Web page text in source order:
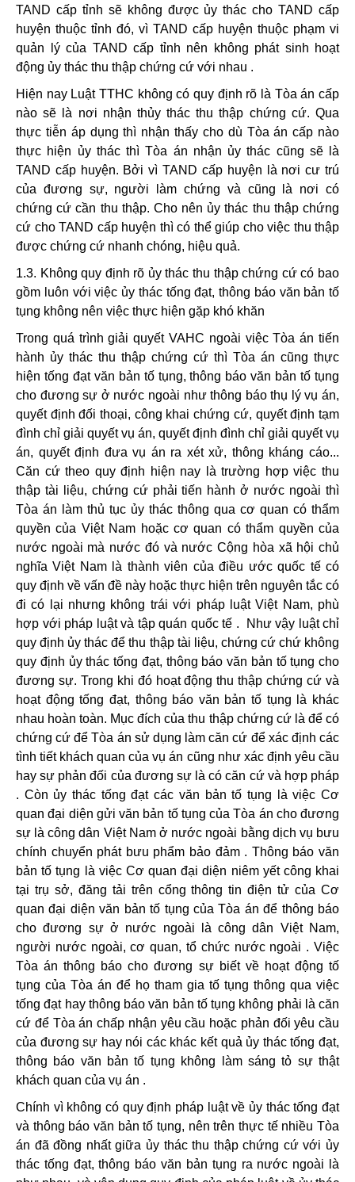
TAND cấp tỉnh sẽ không được ủy thác cho TAND cấp
huyện thuộc tỉnh đó, vì TAND cấp huyện thuộc phạm vi
quản lý của TAND cấp tỉnh nên không phát sinh hoạt
động ủy thác thu thập chứng cứ với nhau .
Hiện nay Luật TTHC không có quy định rõ là Tòa án cấp
nào sẽ là nơi nhận thủy thác thu thập chứng cứ. Qua
thực tiễn áp dụng thì nhận thấy cho dù Tòa án cấp nào
thực hiện ủy thác thì Tòa án nhận ủy thác cũng sẽ là
TAND cấp huyện. Bởi vì TAND cấp huyện là nơi cư trú
của đương sự, người làm chứng và cũng là nơi có
chứng cứ cần thu thập. Cho nên ủy thác thu thập chứng
cứ cho TAND cấp huyện thì có thể giúp cho việc thu thập
được chứng cứ nhanh chóng, hiệu quả.
1.3. Không quy định rõ ủy thác thu thập chứng cứ có bao
gồm luôn với việc ủy thác tống đạt, thông báo văn bản tố
tụng không nên việc thực hiện gặp khó khăn
Trong quá trình giải quyết VAHC ngoài việc Tòa án tiến
hành ủy thác thu thập chứng cứ thì Tòa án cũng thực
hiện tống đạt văn bản tố tụng, thông báo văn bản tố tụng
cho đương sự ở nước ngoài như thông báo thụ lý vụ án,
quyết định đối thoại, công khai chứng cứ, quyết định tạm
đình chỉ giải quyết vụ án, quyết định đình chỉ giải quyết vụ
án, quyết định đưa vụ án ra xét xử, thông kháng cáo...
Căn cứ theo quy định hiện nay là trường hợp việc thu
thập tài liệu, chứng cứ phải tiến hành ở nước ngoài thì
Tòa án làm thủ tục ủy thác thông qua cơ quan có thẩm
quyền của Việt Nam hoặc cơ quan có thẩm quyền của
nước ngoài mà nước đó và nước Cộng hòa xã hội chủ
nghĩa Việt Nam là thành viên của điều ước quốc tế có
quy định về vấn đề này hoặc thực hiện trên nguyên tắc có
đi có lại nhưng không trái với pháp luật Việt Nam, phù
hợp với pháp luật và tập quán quốc tế . Như vậy luật chỉ
quy định ủy thác để thu thập tài liệu, chứng cứ chứ không
quy định ủy thác tống đạt, thông báo văn bản tố tụng cho
đương sự. Trong khi đó hoạt động thu thập chứng cứ và
hoạt động tống đạt, thông báo văn bản tố tụng là khác
nhau hoàn toàn. Mục đích của thu thập chứng cứ là để có
chứng cứ để Tòa án sử dụng làm căn cứ để xác định các
tình tiết khách quan của vụ án cũng như xác định yêu cầu
hay sự phản đối của đương sự là có căn cứ và hợp pháp
. Còn ủy thác tống đạt các văn bản tố tụng là việc Cơ
quan đại diện gửi văn bản tố tụng của Tòa án cho đương
sự là công dân Việt Nam ở nước ngoài bằng dịch vụ bưu
chính chuyển phát bưu phẩm bảo đảm . Thông báo văn
bản tố tụng là việc Cơ quan đại diện niêm yết công khai
tại trụ sở, đăng tải trên cổng thông tin điện tử của Cơ
quan đại diện văn bản tố tụng của Tòa án để thông báo
cho đương sự ở nước ngoài là công dân Việt Nam,
người nước ngoài, cơ quan, tổ chức nước ngoài . Việc
Tòa án thông báo cho đương sự biết về hoạt động tố
tụng của Tòa án để họ tham gia tố tụng thông qua việc
tống đạt hay thông báo văn bản tố tụng không phải là căn
cứ để Tòa án chấp nhận yêu cầu hoặc phản đối yêu cầu
của đương sự hay nói các khác kết quả ủy thác tống đạt,
thông báo văn bản tố tụng không làm sáng tỏ sự thật
khách quan của vụ án .
Chính vì không có quy định pháp luật về ủy thác tống đạt
và thông báo văn bản tố tụng, nên trên thực tế nhiều Tòa
án đã đồng nhất giữa ủy thác thu thập chứng cứ với ủy
thác tống đạt, thông báo văn bản tụng ra nước ngoài là